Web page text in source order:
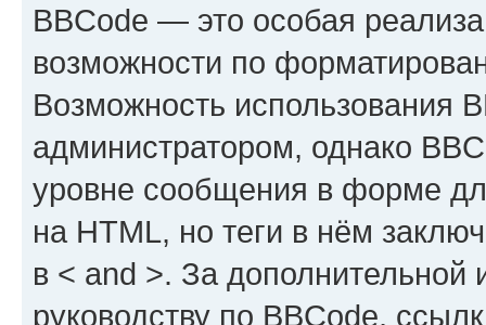
BBCode — это особая
возможности по
Возможность использования
администратором, однако
уровне сообщения в форме
на HTML, но теги в нём
в < and >. За
руководству по BBCode,